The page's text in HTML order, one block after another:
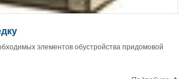
элементов обустройства придомовой